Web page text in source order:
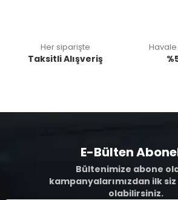
Her siparişte
Taksitli Alışveriş
E-Bülten
Bültenimize abone
kampanyalarımızdan ilk
olabilirsiniz.